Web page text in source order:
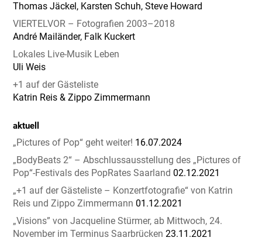
Thomas Jäckel, Karsten Schuh, Steve Howard
VIERTELVOR – Fotografien 2003–2018
André Mailänder, Falk Kuckert
Lokales Live-Musik Leben
Uli Weis
+1 auf der Gästeliste
Katrin Reis & Zippo Zimmermann
aktuell
„Pictures of Pop“ geht weiter! 16.07.2024
„BodyBeats 2“ – Abschlussausstellung des „Pictures of
Pop“-Festivals des PopRates Saarland 02.12.2021
„+1 auf der Gästeliste – Konzertfotografie“ von Katrin
Reis und Zippo Zimmermann 01.12.2021
„Visions” von Jacqueline Stürmer, ab Mittwoch, 24.
November im Terminus Saarbrücken 23.11.2021